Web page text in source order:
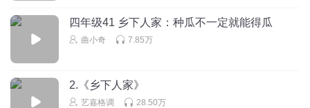
四年级41 乡下人家：种瓜不一定就能得瓜
曲小奇 7.85万
2.《乡下人家》
艺嘉格调 28.50万